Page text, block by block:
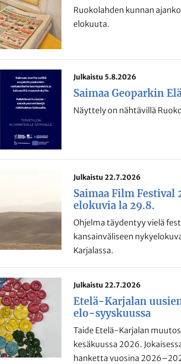
Ruokolahden kunnan
elokuuta.
Julkaistu 5.8.2026
Saimaa Geoparkin
Näyttely on nähtävillä
Julkaistu 22.7.2026
Saimaa Film
elokuvia la 29.8.
Ohjelma täydentyy vielä
kansainväliseen
Karjalassa.
Julkaistu 22.7.2026
Etelä-Karjalan
elo-syyskuussa
Taide Etelä-Karjalan
kesäkuussa 2026.
hanketta vuosina